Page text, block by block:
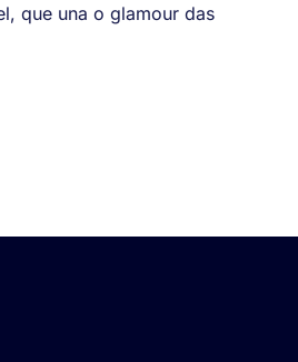
que una o glamour das